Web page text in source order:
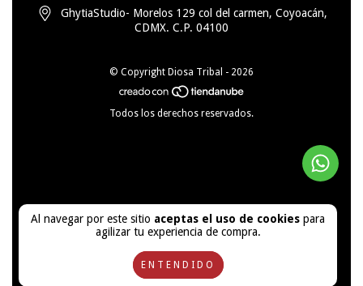
Al navegar por este sitio aceptas el uso de cookies para
agilizar tu experiencia de compra.
ENTENDIDO
GhytiaStudio- Morelos 129 col del carmen, Coyoacán,
CDMX. C.P. 04100
© Copyright Diosa Tribal - 2026
Todos los derechos reservados.